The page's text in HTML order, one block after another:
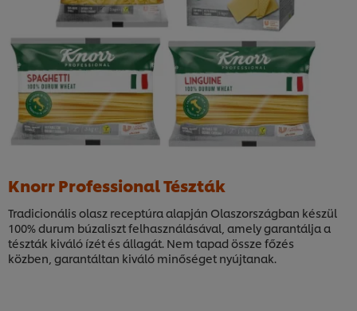
Knorr Professional Tészták
Tradicionális olasz receptúra alapján Olaszországban készül
100% durum búzaliszt felhasználásával, amely garantálja a
tészták kiváló ízét és állagát. Nem tapad össze főzés
közben, garantáltan kiváló minőséget nyújtanak.